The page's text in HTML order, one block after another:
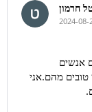
חרמון
2024-08-
אנשים
טובים מהם.אני